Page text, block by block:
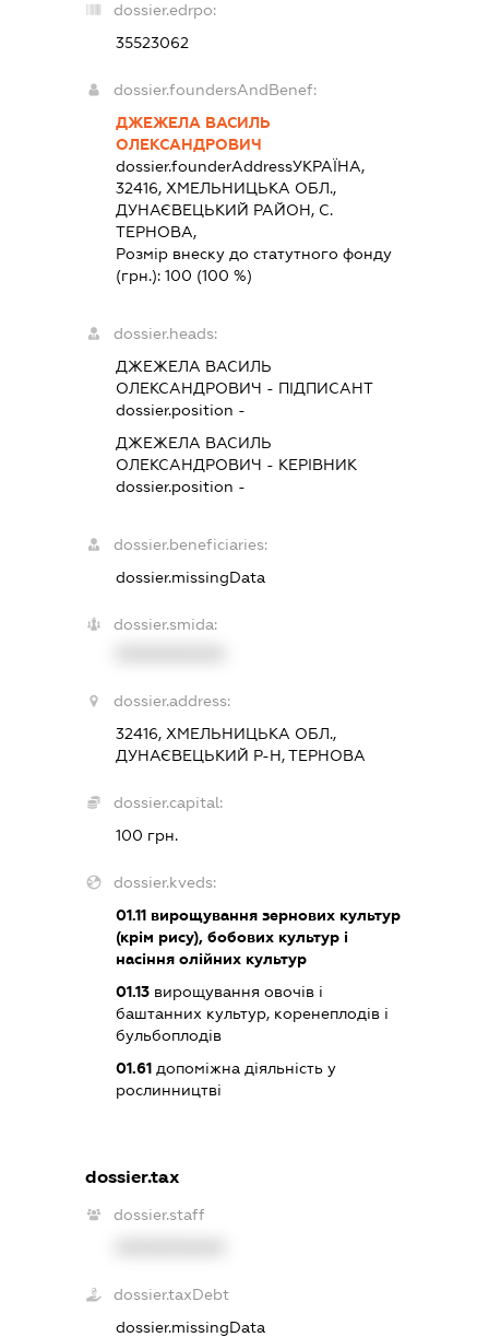
dossier.edrpo:
35523062
dossier.foundersAndBenef:
ДЖЕЖЕЛА ВАСИЛЬ
ОЛЕКСАНДРОВИЧ
dossier.founderAddressУКРАЇНА,
32416, ХМЕЛЬНИЦЬКА ОБЛ.,
ДУНАЄВЕЦЬКИЙ РАЙОН, С.
ТЕРНОВА,
Розмір внеску до статутного фонду
(грн.):100 (100 %)
dossier.heads:
ДЖЕЖЕЛА ВАСИЛЬ
ОЛЕКСАНДРОВИЧ - ПІДПИСАНТ
dossier.position -
ДЖЕЖЕЛА ВАСИЛЬ
ОЛЕКСАНДРОВИЧ - КЕРІВНИК
dossier.position -
dossier.beneficiaries:
dossier.missingData
dossier.smida:
dossier.address:
32416, ХМЕЛЬНИЦЬКА ОБЛ.,
ДУНАЄВЕЦЬКИЙ Р-Н, ТЕРНОВА
dossier.capital:
100 грн.
dossier.kveds:
01.11 вирощування зернових культур
(крім рису), бобових культур і
насіння олійних культур
01.13 вирощування овочів і
баштанних культур, коренеплодів і
бульбоплодів
01.61 допоміжна діяльність у
рослинництві
dossier.tax
dossier.staff
dossier.taxDebt
dossier.missingData